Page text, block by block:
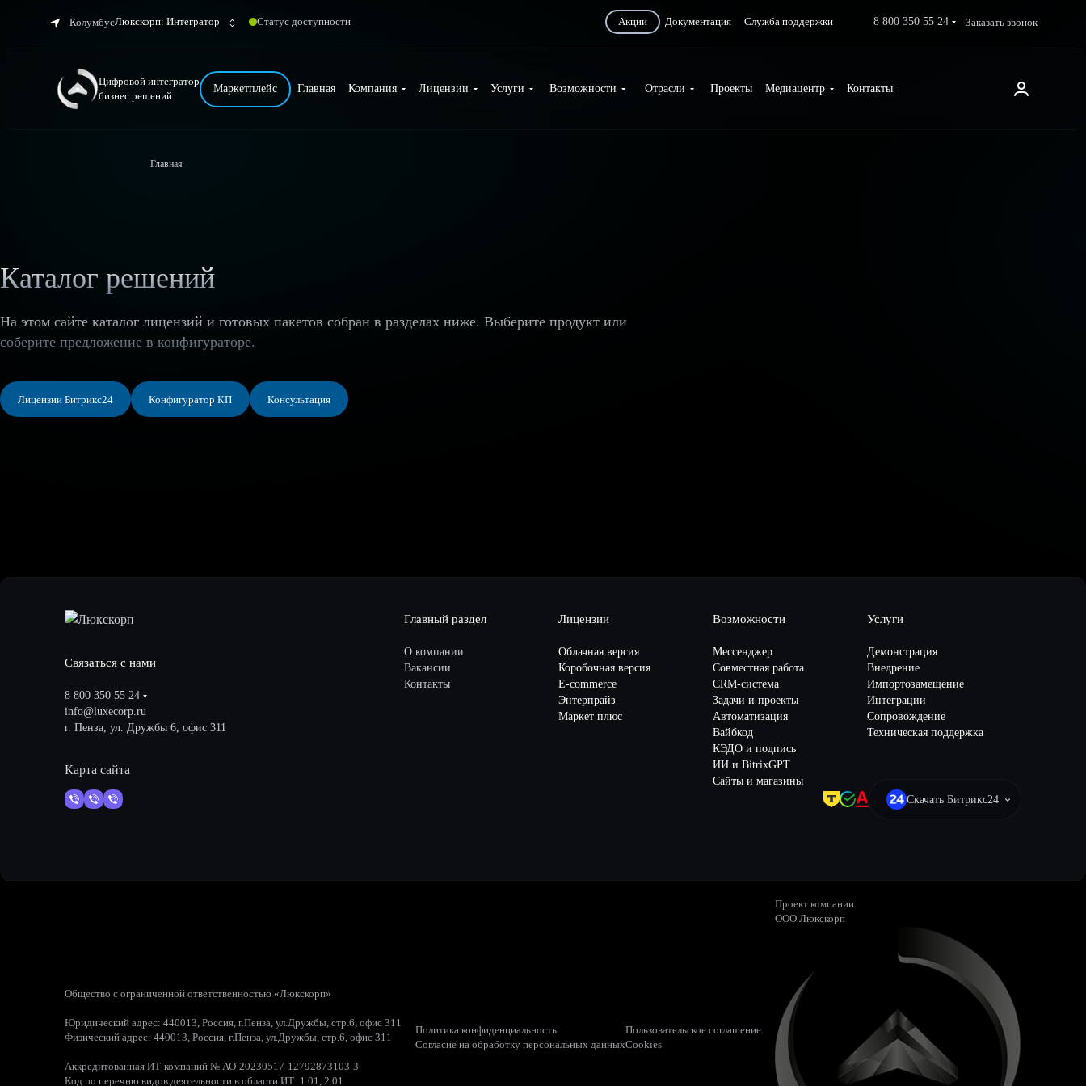
КолумбусЛюкскорп: Интегратор Статус доступности Акции Документация Служба поддержки 8 800 350 55 24 Заказать звонок
Цифровой интегратор
бизнес решений
Маркетплейс Главная Компания Лицензии Услуги Возможности Отрасли Проекты Медиацентр Контакты
Главная
Каталог решений
На этом сайте каталог лицензий и готовых пакетов собран в разделах ниже. Выберите продукт или
соберите предложение в конфигураторе.
Лицензии Битрикс24 Конфигуратор КП Консультация
Связаться с нами
8 800 350 55 24
info@luxecorp.ru
г. Пенза, ул. Дружбы 6, офис 311
Карта сайта
Главный раздел
О компании
Вакансии
Контакты
Лицензии
Облачная версия
Коробочная версия
E-commerce
Энтерпрайз
Маркет плюс
Возможности
Мессенджер
Совместная работа
CRM-система
Задачи и проекты
Автоматизация
Вайбкод
КЭДО и подпись
ИИ и BitrixGPT
Сайты и магазины
Услуги
Демонстрация
Внедрение
Импортозамещение
Интеграции
Сопровождение
Техническая поддержка
Скачать Битрикс24
Общество с ограниченной ответственностью «Люкскорп»
Юридический адрес: 440013, Россия, г.Пенза, ул.Дружбы, стр.6, офис 311
Физический адрес: 440013, Россия, г.Пенза, ул.Дружбы, стр.6, офис 311
Аккредитованная ИТ-компаний № АО-20230517-12792873103-3
Код по перечню видов деятельности в области ИТ: 1.01, 2.01
Политика конфиденциальность
Согласие на обработку персональных данных
Пользовательское соглашение
Cookies
Проект компании
ООО Люкскорп